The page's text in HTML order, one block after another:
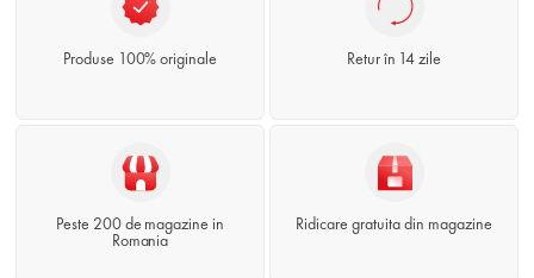
Produse 100% originale Retur în 14 zile
Peste 200 de magazine in
Romania
Ridicare gratuita din magazine